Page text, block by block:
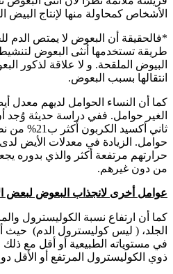
الأشخاص كمحاولة منها لإنتاج
*فالحقيقة أن البعوض لا يمتص الدم
طريقة تستخدمها أنثى البعوض لتنشيط
البيوض الملقحة. و لا علاقة لذكور
انتقالها بسبب البعوض.
كما أن النساء الحوامل لديهم معدل
الغير حوامل. ففي دراسة حديثة وُجد
ثاني أكسيد
حوامل. الزيادة في معدلات الأيض
حرارتهم مرتفعة أكثر والذي بدوره
من دون غيرهم.
عوامل أخرى لانجذاب البعوض
كما أن ارتفاع نسبة الكوليسترول
الجلد، ( ليس كوليسترول الدم) حيث
في مستوياته الطبيعية أو أقل مع
ذوي الكوليسترول المرتفع أو الأقل